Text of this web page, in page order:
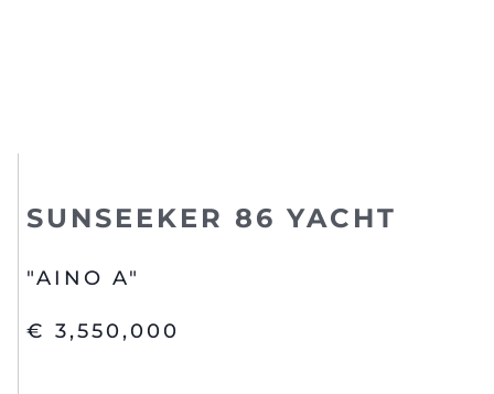
SUNSEEKER 86 YACHT
"AINO A"
€ 3,550,000